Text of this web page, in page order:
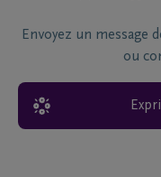
Envoyez un message
ou